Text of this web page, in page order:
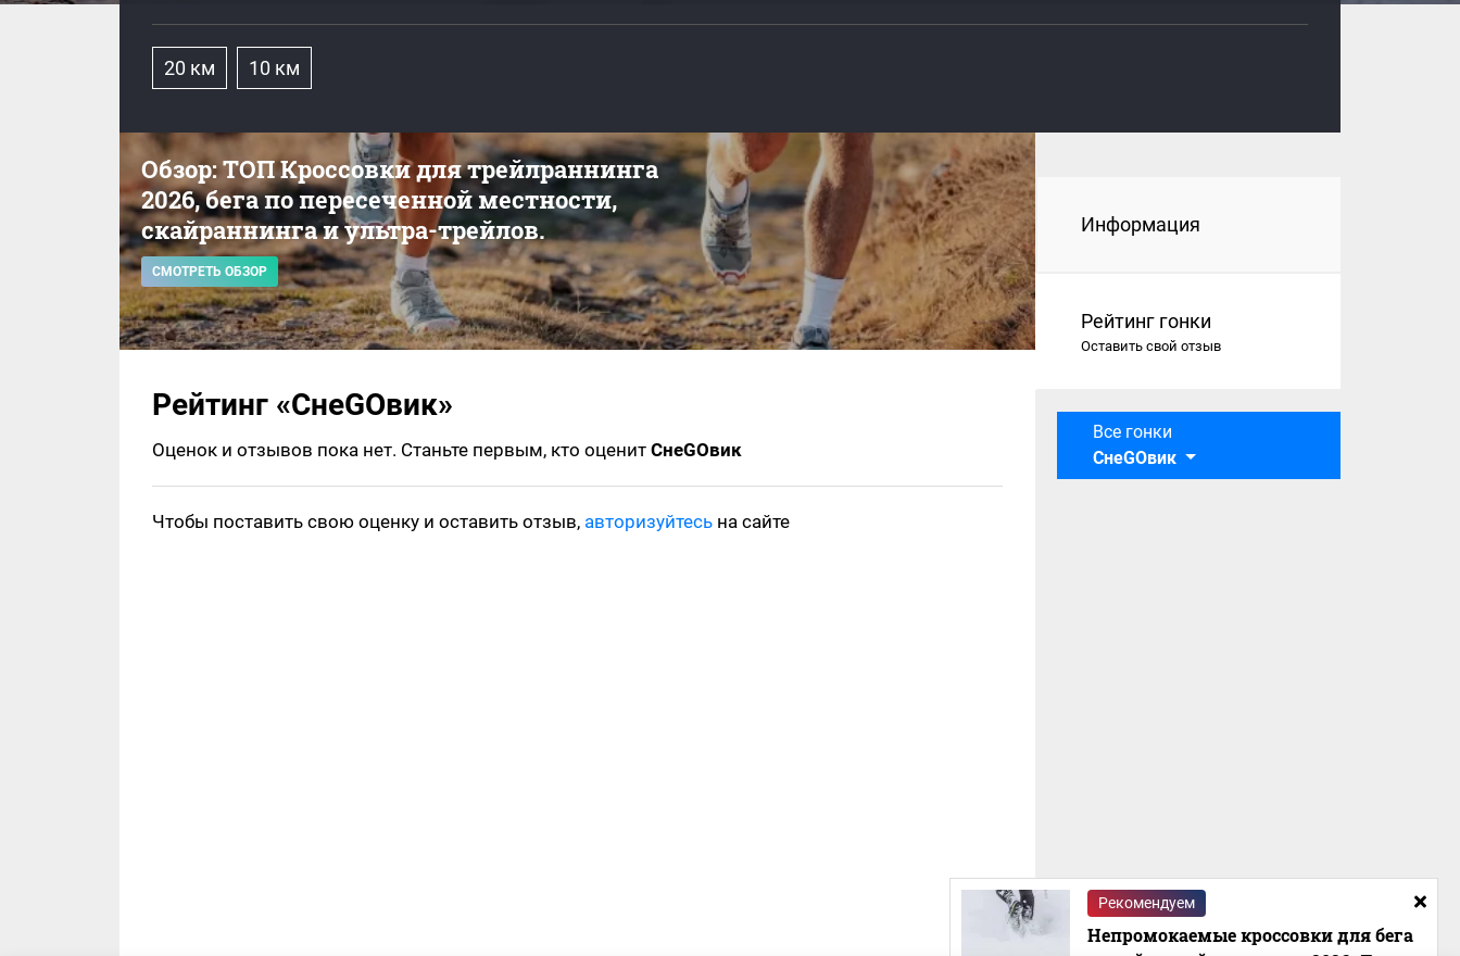
20 км 10 км
Обзор: ТОП Кроссовки для трейлраннинга
2026, бега по пересеченной местности,
скайраннинга и ультра-трейлов.
СМОТРЕТЬ ОБЗОР
Рейтинг «СнеGOвик»
Оценок и отзывов пока нет. Станьте первым, кто оценит СнеGOвик
Чтобы поставить свою оценку и оставить отзыв, авторизуйтесь на сайте
Информация
Рейтинг гонки
Оставить свой отзыв
Все гонки
СнеGOвик
Рекомендуем
Непромокаемые кроссовки для бега